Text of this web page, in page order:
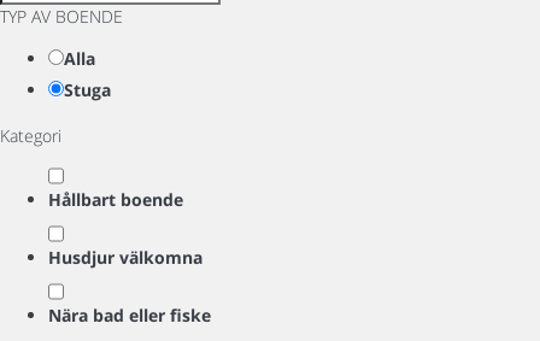
TYP AV BOENDE
Alla
Stuga
Kategori
Hållbart boende
Husdjur välkomna
Nära bad eller fiske